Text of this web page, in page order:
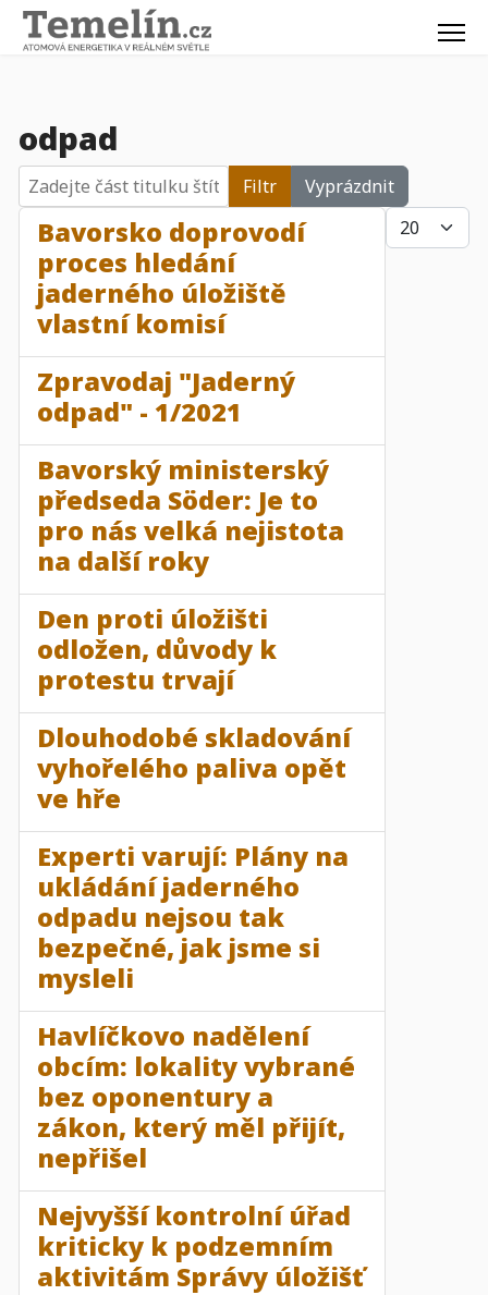
odpad
Zadejte část titulku štítku Filtr Vyprázdnit
Počet
Bavorsko doprovodí
proces hledání
jaderného úložiště
vlastní komisí
Zpravodaj "Jaderný
odpad" - 1/2021
Bavorský ministerský
předseda Söder: Je to
pro nás velká nejistota
na další roky
Den proti úložišti
odložen, důvody k
protestu trvají
Dlouhodobé skladování
vyhořelého paliva opět
ve hře
Experti varují: Plány na
ukládání jaderného
odpadu nejsou tak
bezpečné, jak jsme si
mysleli
Havlíčkovo nadělení
obcím: lokality vybrané
bez oponentury a
zákon, který měl přijít,
nepřišel
Nejvyšší kontrolní úřad
kriticky k podzemním
aktivitám Správy úložišť